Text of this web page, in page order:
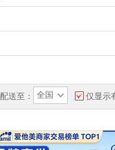
配送至： 全国 仅显示